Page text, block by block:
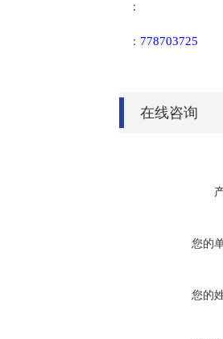
：
： 778703725
在线咨询
您的
您的